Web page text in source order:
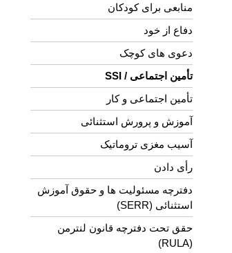
منابعی برای کودکان
دفاع از خود
دعوی های کوچک
تأمین اجتماعی / SSI
تأمین اجتماعی و کار
آموزش و پرورش استثنائی
آسیب مغزی تروماتیک
رأی دادن
دفترچه مسئولیت ها و حقوق آموزش
استثنائی (SERR)
حقق تحت دفترچه قانون لنترمن
(RULA)